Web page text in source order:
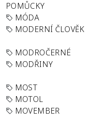
POMŮCKY
MÓDA
MODERNÍ ČLOVĚK
MODROČERNÉ
MODŘINY
MOST
MOTOL
MOVEMBER